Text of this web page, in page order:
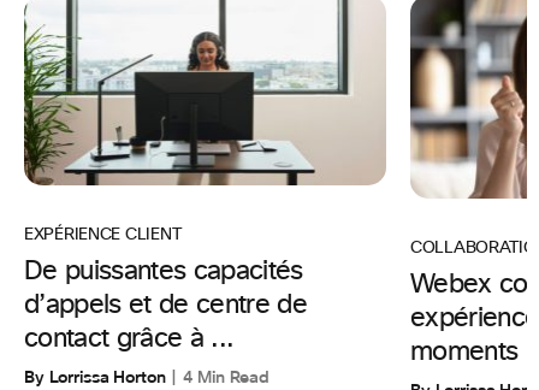
EXPÉRIENCE CLIENT
De puissantes capacités
d’appels et de centre de
contact grâce à ...
By Lorrissa Horton 4 Min Read
Webex
moments